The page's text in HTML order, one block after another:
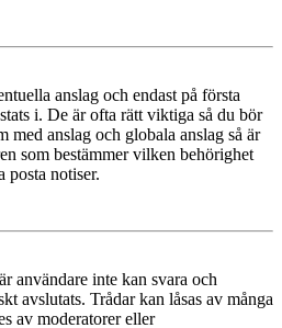
anslag och endast på första
i. De är ofta rätt viktiga så du bör
med anslag och globala anslag så är
som bestämmer vilken behörighet
posta notiser.
användare inte kan svara och
avslutats. Trådar kan låsas av många
av moderatorer eller